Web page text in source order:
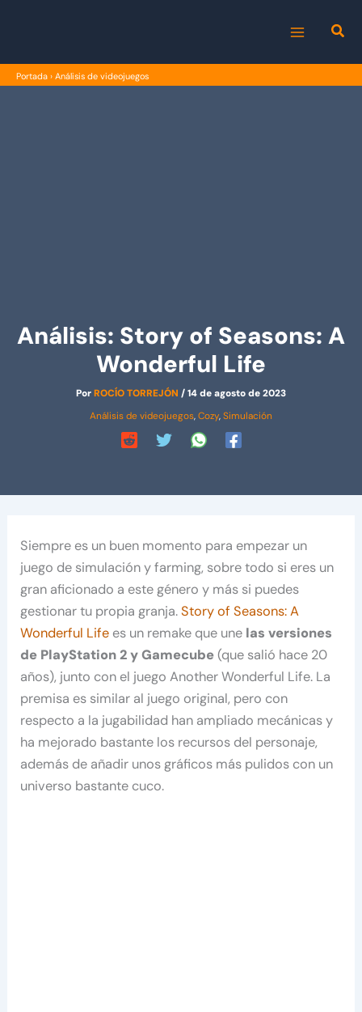
MENU
Portada › Análisis de videojuegos
Análisis: Story of Seasons: A
Wonderful Life
PorROCÍO TORREJÓN /14 de agosto de 2023
Análisis de videojuegos,Cozy,Simulación
Siempre es un buen momento para empezar un
juego de simulación y farming, sobre todo si eres un
gran aficionado a este género y más si puedes
gestionar tu propia granja.Story of Seasons: A
Wonderful Life es un remake que une las versiones
de PlayStation 2 y Gamecube(que salió hace 20
años), junto con el juego Another Wonderful Life. La
premisa es similar al juego original, pero con
respecto a la jugabilidad han ampliado mecánicas y
ha mejorado bastante los recursos del personaje,
además de añadir unos gráficos más pulidos con un
universo bastante cuco.